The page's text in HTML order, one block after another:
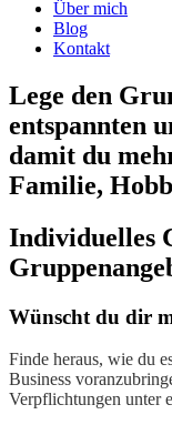
Über mich
Blog
Kontakt
Lege den
entspannten
damit du
Familie,
Individuelles
Wünscht du dir
Finde heraus, wie du
Business
Verpflichtungen unter